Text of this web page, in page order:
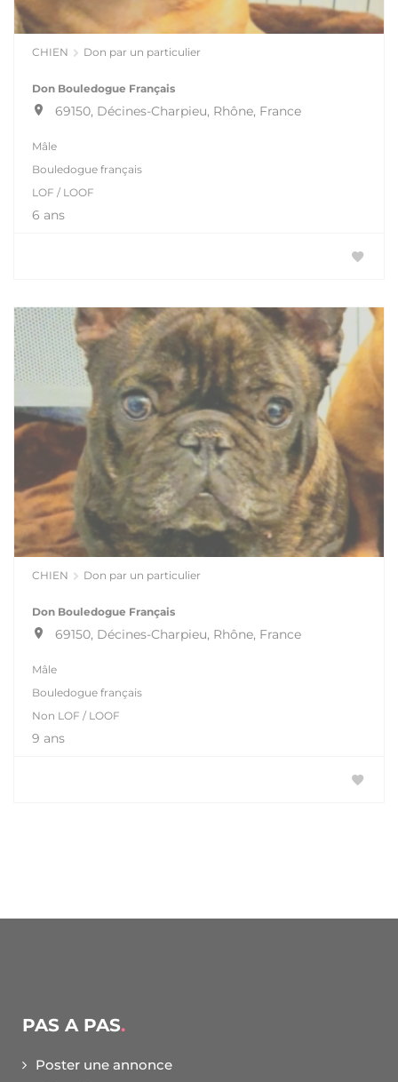
CHIEN Don par un particulier
Don Bouledogue Français
69150, Décines-Charpieu, Rhône, France
Mâle
Bouledogue français
LOF / LOOF
6 ans
CHIEN Don par un particulier
Don Bouledogue Français
69150, Décines-Charpieu, Rhône, France
Mâle
Bouledogue français
Non LOF / LOOF
9 ans
PAS A PAS
Poster une annonce